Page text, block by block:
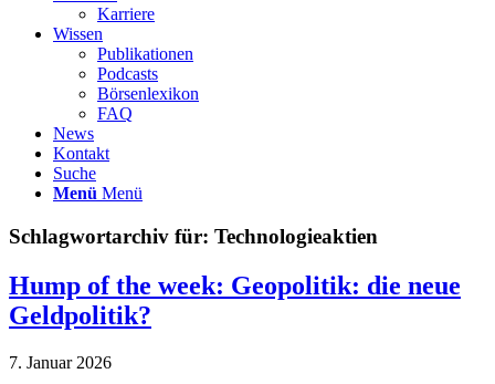
Karriere
Wissen
Publikationen
Podcasts
Börsenlexikon
FAQ
News
Kontakt
Suche
Menü Menü
Schlagwortarchiv für: Technologieaktien
Hump of the week: Geopolitik: die neue
Geldpolitik?
7. Januar 2026